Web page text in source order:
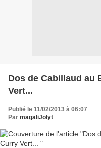
Dos de Cabillaud au
Vert...
Publié le 11/02/2013 à 06:07
Par magaliJolyt